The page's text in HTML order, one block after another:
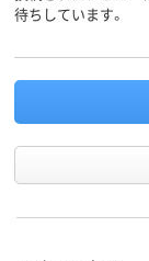
待ちしています。